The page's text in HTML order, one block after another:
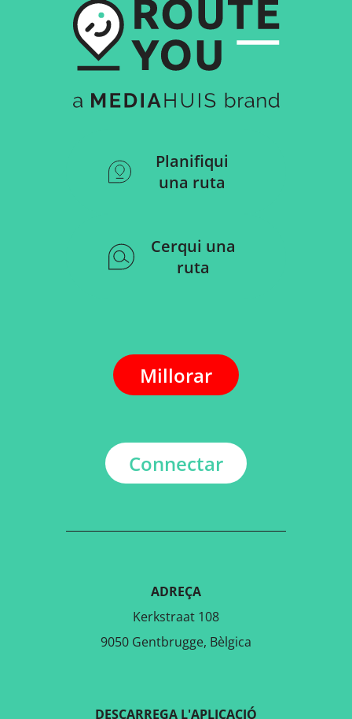
Planifiqui
una ruta
Cerqui una
ruta
Millorar
Connectar
ADREÇA
Kerkstraat 108
9050 Gentbrugge, Bèlgica
DESCARREGA L'APLICACIÓ